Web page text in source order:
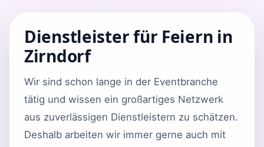
Dienstleister für Feiern in
Zirndorf
Wir sind schon lange in der Eventbranche
tätig und wissen ein großartiges Netzwerk
aus zuverlässigen Dienstleistern zu schätzen.
Deshalb arbeiten wir immer gerne auch mit